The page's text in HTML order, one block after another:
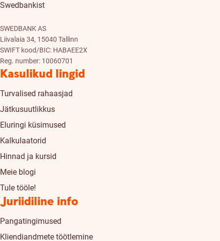
Swedbankist
SWEDBANK AS
Liivalaia 34, 15040 Tallinn
SWIFT kood/BIC: HABAEE2X
Reg. number: 10060701
Kasulikud lingid
Turvalised rahaasjad
Jätkusuutlikkus
Eluringi küsimused
Kalkulaatorid
Hinnad ja kursid
Meie blogi
Tule tööle!
Juriidiline info
Pangatingimused
Kliendiandmete töötlemine